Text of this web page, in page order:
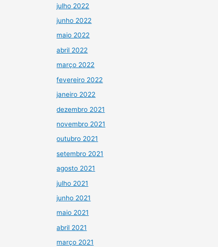
julho 2022
junho 2022
maio 2022
abril 2022
março 2022
fevereiro 2022
janeiro 2022
dezembro 2021
novembro 2021
outubro 2021
setembro 2021
agosto 2021
julho 2021
junho 2021
maio 2021
abril 2021
março 2021